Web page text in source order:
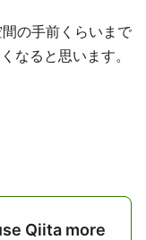
の手前くらいまで
なると思います。
Qiita more